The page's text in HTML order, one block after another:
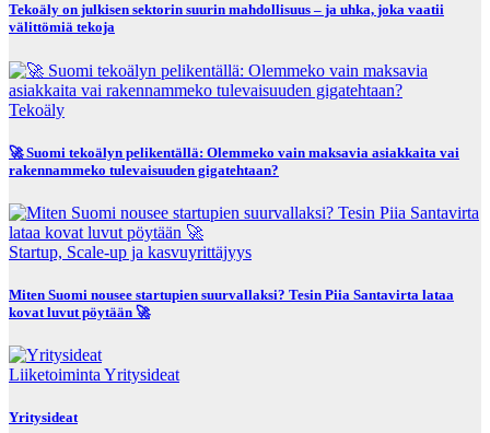
Tekoäly on julkisen sektorin suurin mahdollisuus – ja uhka, joka vaatii
välittömiä tekoja
Tekoäly
🚀 Suomi tekoälyn pelikentällä: Olemmeko vain maksavia asiakkaita vai
rakennammeko tulevaisuuden gigatehtaan?
Startup, Scale-up ja kasvuyrittäjyys
Miten Suomi nousee startupien suurvallaksi? Tesin Piia Santavirta lataa
kovat luvut pöytään 🚀
Liiketoiminta Yritysideat
Yritysideat